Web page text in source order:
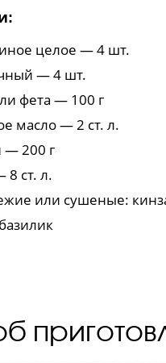
целое — 4 шт.
— 4 шт.
фета — 100 г
масло — 2 ст. л.
— 200 г
ст. л.
или сушеные: